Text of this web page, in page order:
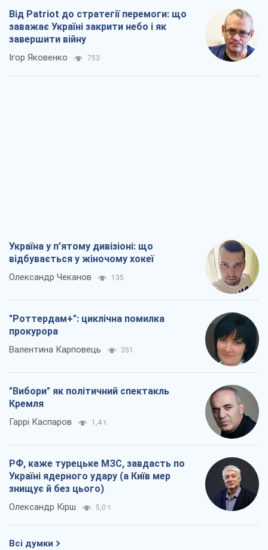
Від Patriot до стратегії перемоги: що
заважає Україні закрити небо і як
завершити війну
Ігор Яковенко 753
Україна у п’ятому дивізіоні: що
відбувається у жіночому хокеї
Олександр Чеканов 135
"Роттердам+": циклічна помилка
прокурора
Валентина Карповець 351
"Вибори" як політичний спектакль
Кремля
Гаррі Каспаров 1,4 т.
РФ, каже турецьке МЗС, завдасть по
Україні ядерного удару (а Київ мер
знищує й без цього)
Олександр Кірш 5,0 т.
Всі думки